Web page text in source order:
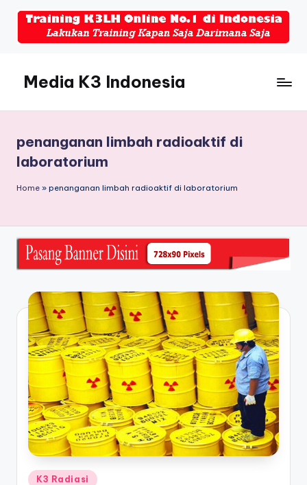
Media K3 Indonesia
Dunia
K3LH
penanganan limbah radioaktif di
laboratorium
Home » penanganan limbah radioaktif di laboratorium
Posted
K3 Radiasi